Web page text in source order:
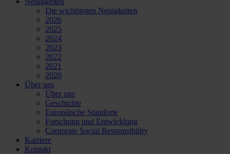
Die wichtigsten Neuigkeiten
2026
2025
2024
2023
2022
2021
2020
Über uns
Über uns
Geschichte
Europäische Standorte
Forschung und Entwicklung
Corporate Social Responsibility
Karriere
Kontakt